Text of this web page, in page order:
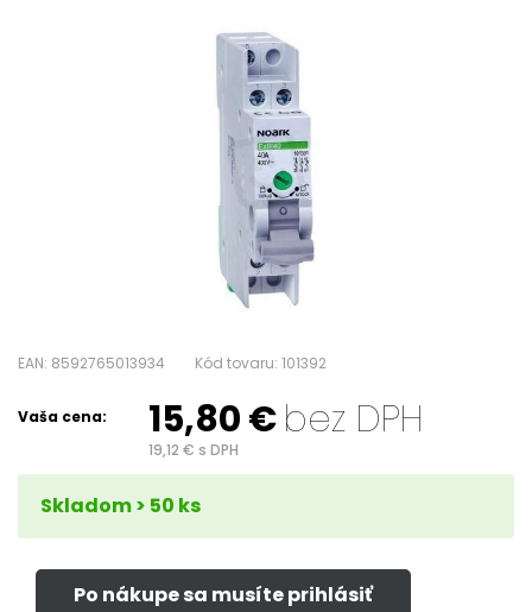
EAN: 8592765013934 Kód tovaru: 101392
Vaša cena: 15,80€bez DPH
19,12 € s DPH
Skladom > 50 ks
Po nákupe sa musíte prihlásiť